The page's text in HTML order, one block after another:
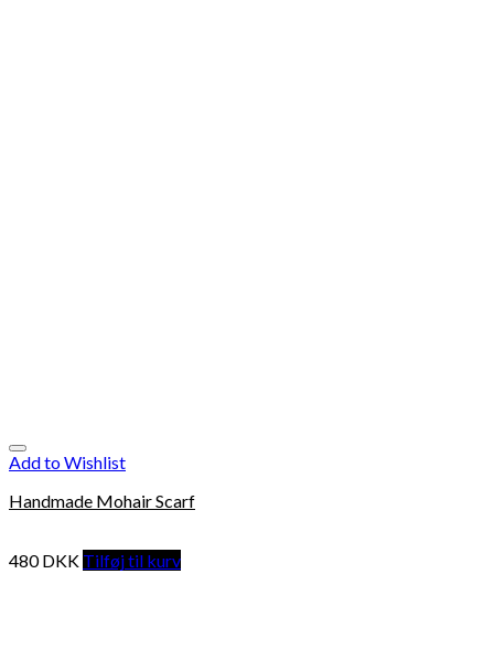
Add to Wishlist
Handmade Mohair Scarf
480DKK Tilføj til kurv